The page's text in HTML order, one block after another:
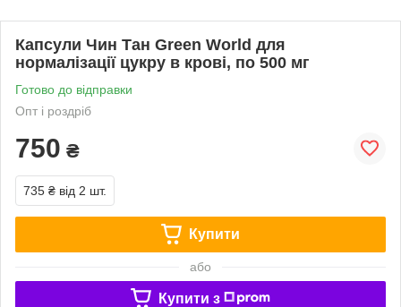
Капсули Чин Тан Green World для
нормалізації цукру в крові, по 500 мг
Готово до відправки
Опт і роздріб
750 ₴
735 ₴ від 2 шт.
Купити
або
Купити з